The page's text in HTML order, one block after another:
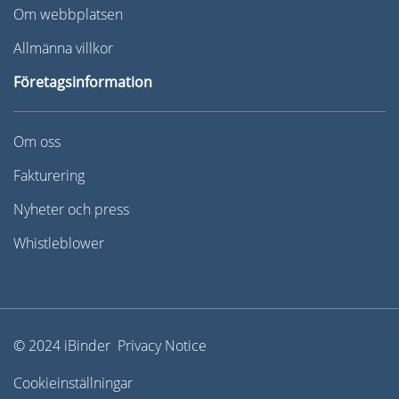
Om webbplatsen
Allmänna villkor
Företagsinformation
Om oss
Fakturering
Nyheter och press
Whistleblower
© 2024 iBinder Privacy Notice
Cookieinställningar